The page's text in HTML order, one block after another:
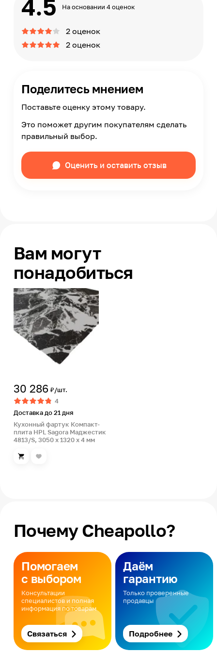
4.5 На основании 4 оценок
2 оценок
2 оценок
Поделитесь мнением
Поставьте оценку этому товару.
Это поможет другим покупателям сделать
правильный выбор.
Оценить и оставить отзыв
Вам могут
понадобиться
30 286 ₽/шт.
4
Доставка до 21 дня
Кухонный фартук Компакт-
плита HPL Sagora Маджестик
4813/S, 3050 x 1320 x 4 мм
Почему Cheapollo?
Помогаем
с выбором
Консультации
специалистов и полная
информация по товарам
Связаться
Даём
гарантию
Только проверенные
продавцы
Подробнее